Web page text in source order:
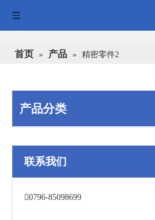
首页 » 产品 » 精密零件2
产品分类
联系我们
0796-85098699